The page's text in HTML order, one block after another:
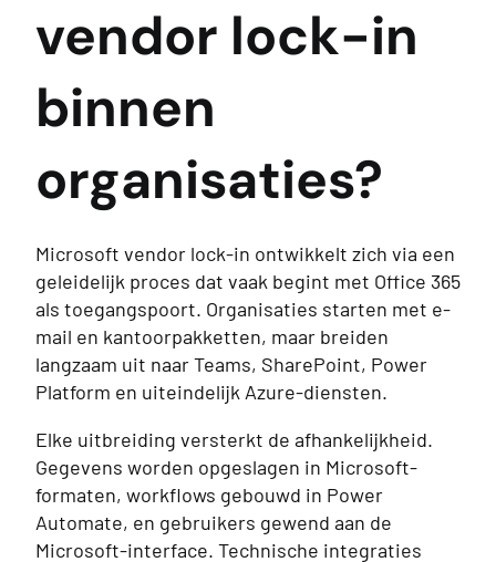
vendor lock-in
binnen
organisaties?
Microsoft vendor lock-in ontwikkelt zich via een
geleidelijk proces dat vaak begint met Office 365
als toegangspoort. Organisaties starten met e-
mail en kantoorpakketten, maar breiden
langzaam uit naar Teams, SharePoint, Power
Platform en uiteindelijk Azure-diensten.
Elke uitbreiding versterkt de afhankelijkheid.
Gegevens worden opgeslagen in Microsoft-
formaten, workflows gebouwd in Power
Automate, en gebruikers gewend aan de
Microsoft-interface. Technische integraties